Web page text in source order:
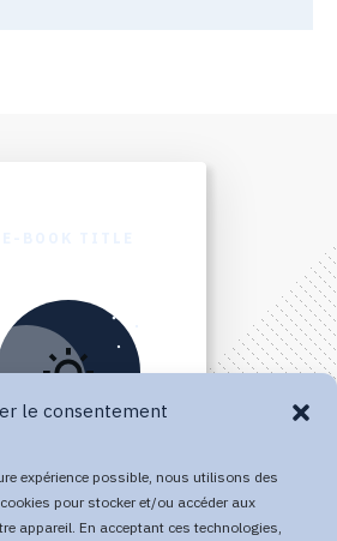
le consentement
expérience possible, nous utilisons des
pour stocker et/ou accéder aux
appareil. En acceptant ces technologies,